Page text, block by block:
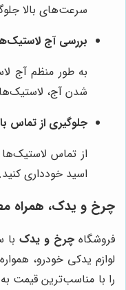
سرعت‌های بالا
بررسی آج
به طور منظم آج
شدن آج،
جلوگیری از تماس
از تماس لاستیک‌ها
اسید خودداری کنید.
چرخ و یدک، همراه
فروشگاه چرخ و یدکبا
لوازم یدکی خودرو،
را با مناسب‌ترین قیمت